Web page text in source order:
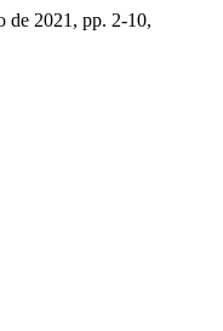
de 2021, pp. 2-10,